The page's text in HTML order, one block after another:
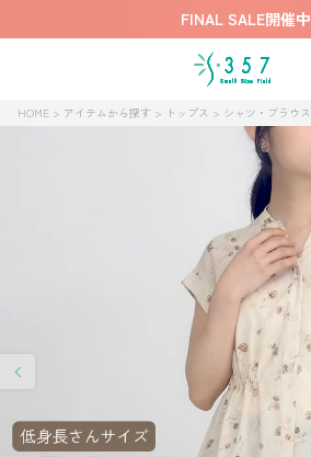
FINAL SALE開催中
HOME アイテムから探す トップス シャツ・ブラウス